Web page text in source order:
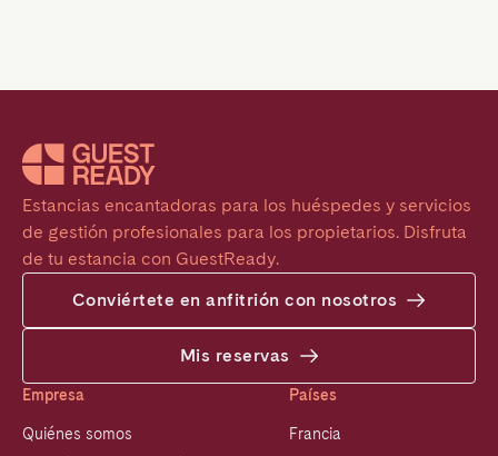
Estancias encantadoras para los huéspedes y servicios
de gestión profesionales para los propietarios. Disfruta
de tu estancia con GuestReady.
Conviértete en anfitrión con nosotros
Mis reservas
Empresa
Quiénes somos
Países
Francia